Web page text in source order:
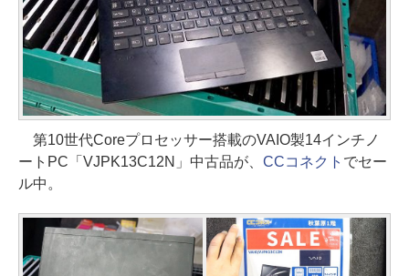
第10世代Coreプロセッサー搭載のVAIO製14インチノ
ートPC「VJPK13C12N」中古品が、 CCコネクト でセー
ル中。